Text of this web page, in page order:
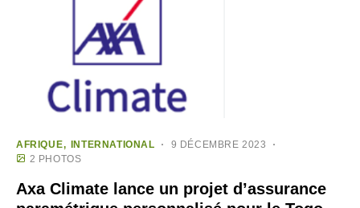
AFRIQUE INTERNATIONAL
9 DÉCEMBRE 2023
2 PHOTOS
Axa Climate lance un projet d’assurance